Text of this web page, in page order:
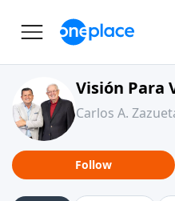
Visión Para
Carlos A.
Follow